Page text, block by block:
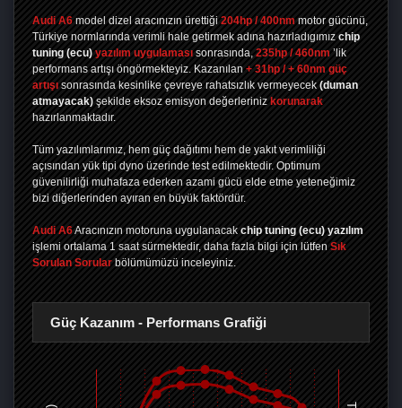
Audi A6 model dizel aracınızın ürettiği 204hp / 400nm motor gücünü,
Türkiye normlarında verimli hale getirmek adına hazırladıgımız chip
tuning (ecu) yazılım uygulaması sonrasında, 235hp / 460nm ’lik
performans artışı öngörmekteyiz. Kazanılan + 31hp / + 60nm güç
artışı sonrasında kesinlike çevreye rahatsızlık vermeyecek (duman
atmayacak) şekilde eksoz emisyon değerleriniz korunarak
hazırlanmaktadır.
Tüm yazılımlarımız, hem güç dağıtımı hem de yakıt verimliliği
açısından yük tipi dyno üzerinde test edilmektedir. Optimum
güvenilirliği muhafaza ederken azami gücü elde etme yeteneğimiz
bizi diğerlerinden ayıran en büyük faktördür.
Audi A6Aracınızın motoruna uygulanacak chip tuning (ecu) yazılım
işlemi ortalama 1 saat sürmektedir, daha fazla bilgi için lütfen Sık
Sorulan Sorular bölümümüzü inceleyiniz.
Güç Kazanım - Performans Grafiği